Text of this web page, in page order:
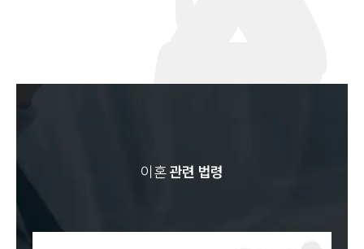
이혼관련 법령